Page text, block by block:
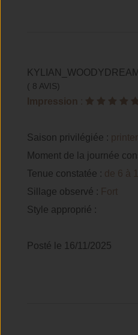
( 8 AVIS)
Impression :
Saison privilégiée :
Moment de la journée
Tenue constatée : de 6 à
Sillage observé : Fort
Style approprié :
Posté le 16/11/2025